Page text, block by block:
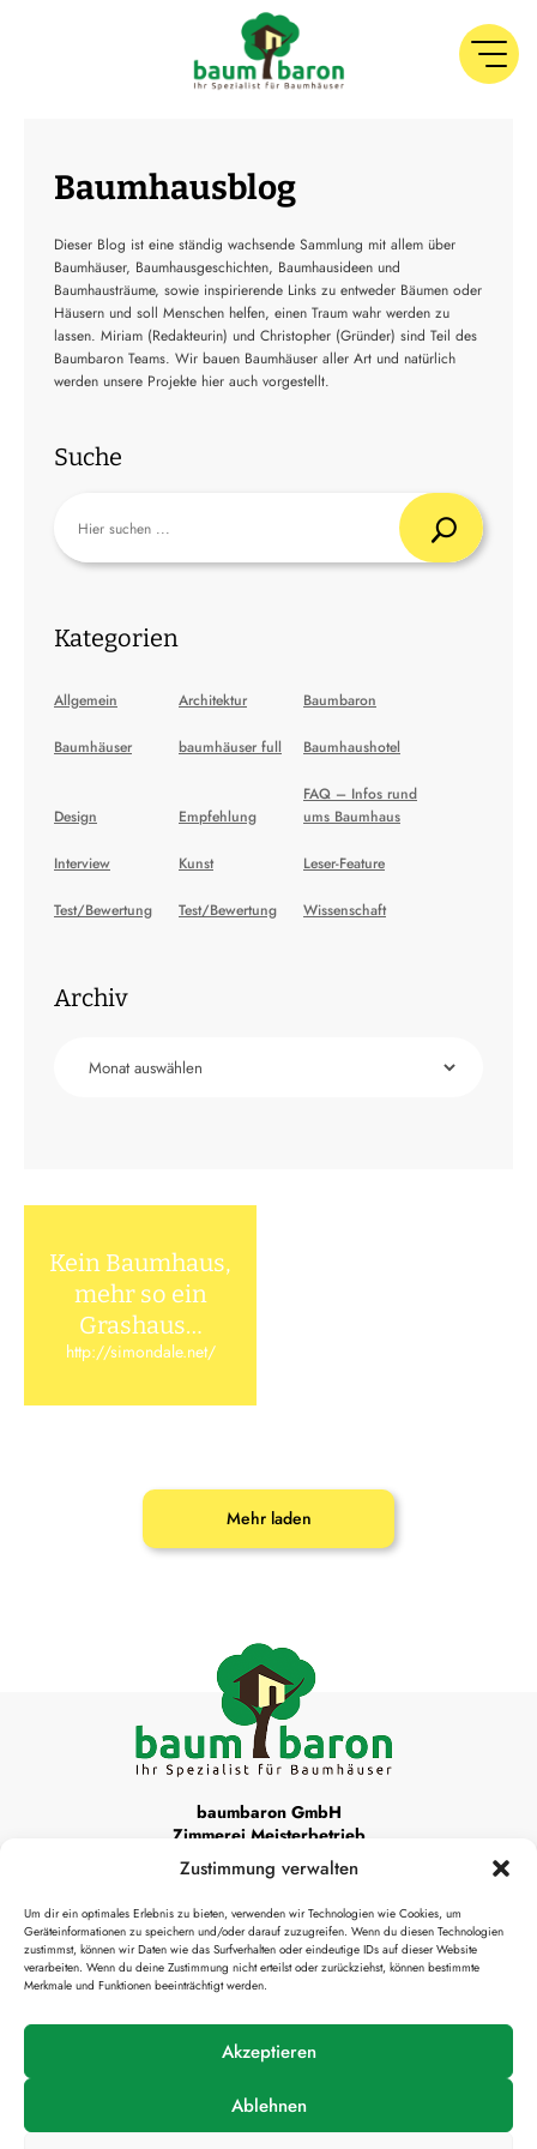
Zustimmung verwalten
Um dir ein optimales Erlebnis zu bieten, verwenden wir Technologien wie Cookies, um
Geräteinformationen zu speichern und/oder darauf zuzugreifen. Wenn du diesen Technologien
zustimmst, können wir Daten wie das Surfverhalten oder eindeutige IDs auf dieser Website
verarbeiten. Wenn du deine Zustimmung nicht erteilst oder zurückziehst, können bestimmte
Merkmale und Funktionen beeinträchtigt werden.
Akzeptieren
Ablehnen
Baumhausblog
Dieser Blog ist eine ständig wachsende Sammlung mit allem über
Baumhäuser, Baumhausgeschichten, Baumhausideen und
Baumhausträume, sowie inspirierende Links zu entweder Bäumen oder
Häusern und soll Menschen helfen, einen Traum wahr werden zu
lassen. Miriam (Redakteurin) und Christopher (Gründer) sind Teil des
Baumbaron Teams. Wir bauen Baumhäuser aller Art und natürlich
werden unsere Projekte hier auch vorgestellt.
Suche
Kategorien
Allgemein Architektur Baumbaron
Baumhäuser baumhäuser full Baumhaushotel
Design Empfehlung
FAQ – Infos rund
ums Baumhaus
Interview Kunst Leser-Feature
Test/Bewertung Test/Bewertung Wissenschaft
Archiv
Archiv
Kein Baumhaus,
mehr so ein
Grashaus…
http://simondale.net/
Mehr laden
baumbaron GmbH
Zimmerei Meisterbetrieb
Unsere Werkstattadresse ist:
Krottenthaler Alm 22
83666 Waakirchen
 info@baumbaron.de